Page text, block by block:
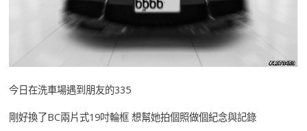
今日在洗車場遇到朋友的335
剛好換了BC兩片式19吋輪框 想幫她拍個照做個紀念與記錄